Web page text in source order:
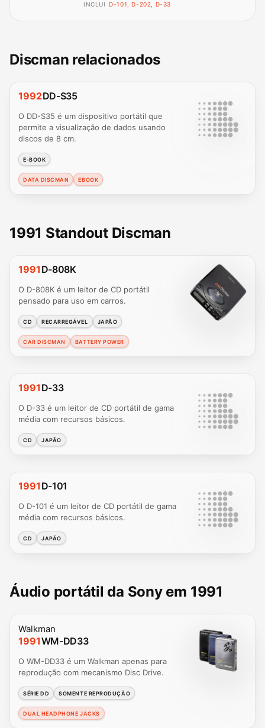
INCLUI D-101, D-202, D-33
Discman relacionados
1992DD-S35
O DD-S35 é um dispositivo portátil que
permite a visualização de dados usando
discos de 8 cm.
E-BOOK
DATA DISCMAN EBOOK
1991 Standout Discman
1991 D-808K
O D-808K é um leitor de CD portátil
pensado para uso em carros.
CD RECARREGÁVEL JAPÃO
CAR DISCMAN BATTERY POWER
1991 D-33
O D-33 é um leitor de CD portátil de gama
média com recursos básicos.
CD JAPÃO
1991 D-101
O D-101 é um leitor de CD portátil de gama
média com recursos básicos.
CD JAPÃO
Áudio portátil da Sony em 1991
Walkman
1991WM-DD33
O WM-DD33 é um Walkman apenas para
reprodução com mecanismo Disc Drive.
SÉRIE DD SOMENTE REPRODUÇÃO
DUAL HEADPHONE JACKS